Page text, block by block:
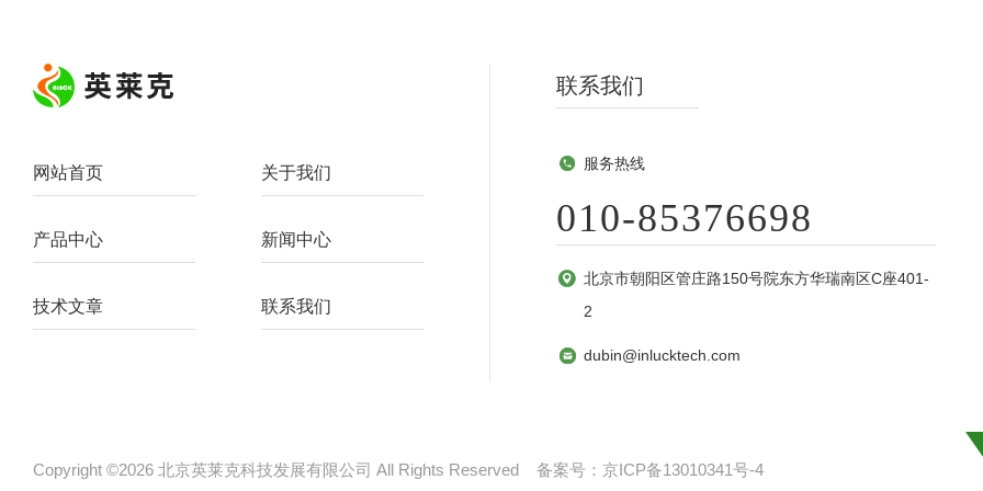
网站首页 关于我们
产品中心 新闻中心
技术文章 联系我们
联系我们
服务热线
010-85376698
北京市朝阳区管庄路150号院东方华瑞南区C座401-
2
dubin@inlucktech.com
Copyright ©2026 北京英莱克科技发展有限公司 All Rights Reserved 备案号： 京ICP备13010341号-4